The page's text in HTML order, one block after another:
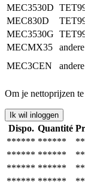
MEC3530D
MEC830D
MEC3530G
MECMX35
andere
MEC3CEN
andere
Om je nettoprijzen
Ik wil inloggen
Dispo. Quantité
****** ******
****** ******
****** ******
****** ******